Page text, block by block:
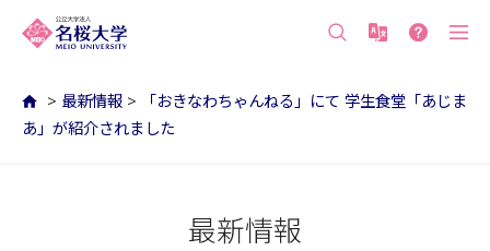
> 最新情報 >
「おきなわちゃんねる」にて 学生食堂「あじま
あ」が紹介されました
最新情報